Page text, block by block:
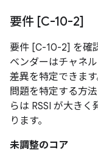
要件 [C-10-2]
要件 [C-10-2] を確
ベンダーはチャネ
差異を特定できま
問題を特定する方
らは RSSI が大き
ります。
未調整のコア